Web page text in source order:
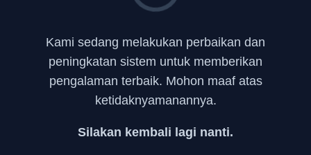
Kami sedang melakukan perbaikan dan
peningkatan sistem untuk memberikan
pengalaman terbaik. Mohon maaf atas
ketidaknyamanannya.
Silakan kembali lagi nanti.